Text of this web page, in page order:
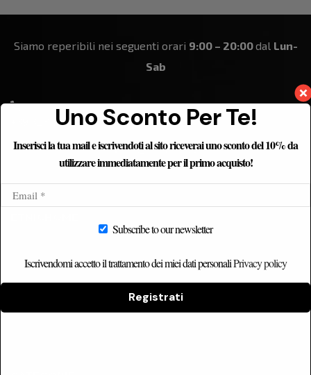
Siamo reperibili nei seguenti orari 9:00 – 20:00dal Lun-
Sab
+39 328 184 8861
Chi siamo
Contatti
Uno Sconto Per Te!
Inserisci la tua mail e iscrivendoti al sito riceverai uno sconto del 10% da
utilizzare immediatamente per il primo acquisto!
Subscribe to our newsletter
Iscrivendomi accetto il trattamento dei miei dati personaliPrivacy policy
Registrati